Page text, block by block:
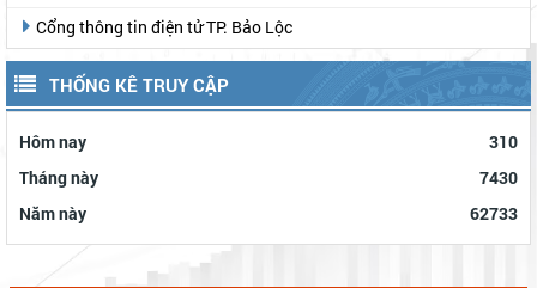
Cổng thông tin điện tử TP. Bảo Lộc
THỐNG KÊ TRUY CẬP
Hôm nay
310
Tháng này
7430
Năm này
62733